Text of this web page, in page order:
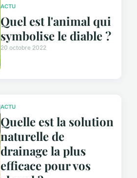
ACTU
Quel est l'animal qui
symbolise le diable ?
20 octobre 2022
ACTU
Quelle est la solution
naturelle de
drainage la plus
efficace pour vos